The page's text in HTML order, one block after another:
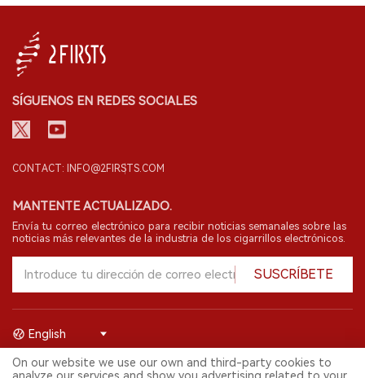
SÍGUENOS EN REDES SOCIALES
CONTACT: INFO@2FIRSTS.COM
MANTENTE ACTUALIZADO.
Envía tu correo electrónico para recibir noticias semanales sobre las
noticias más relevantes de la industria de los cigarrillos electrónicos.
SUSCRÍBETE
© 2026 Shenzhen 2FIRSTS Technology Co.,Ltd. Todos los derechos
English
On our website we use our own and third-party cookies to